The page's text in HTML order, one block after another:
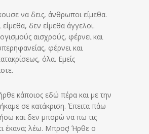
να δεις, άνθρωποι είμεθα.
δεν είμεθα άγγελοι.
αισχρούς, φέρνει και
φέρνει και
όλα. Εμείς
κάποιος εδώ πέρα και με την
σε κατάκριση. Έπειτα πάω
και δεν μπορώ να πω τις
έκανα; λέω. Μπρος! Ήρθε ο